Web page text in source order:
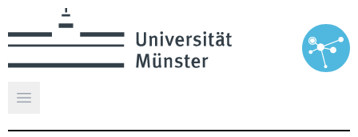
Hauptmenü öffnen